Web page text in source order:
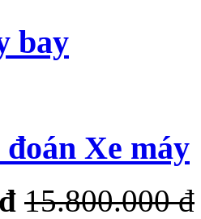
bay
Xe máy
15.800.000 đ